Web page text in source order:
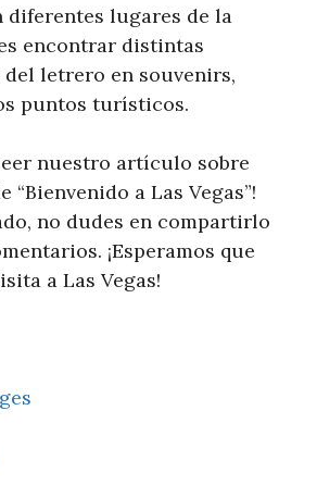
diferentes ​lugares de la
encontrar distintas
del‌ letrero en souvenirs,
puntos turísticos.
nuestro artículo sobre
“Bienvenido a Las Vegas”!
no dudes en compartirlo
¡Esperamos que
a⁢ Las‍ Vegas!